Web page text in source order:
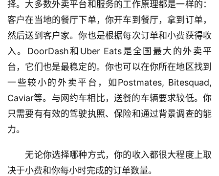
择。大多数外卖平台和服务的工作原理都是一样的：
客户在当地的餐厅下单，你开车到餐厅，拿到订单，
然后送到客户家。你也是根据每次订单和小费获得收
入。DoorDash和Uber Eats是全国最大的外卖平
台，它们也是最稳定的。你也可以在你所在地区找到
一些较小的外卖平台，如Postmates, Bitesquad,
Caviar等。与网约车相比，送餐的车辆要求较低。你
只需要有有效的驾驶执照、保险和通过背景调查的能
力。
无论你选择哪种方式，你的收入都很大程度上取
决于小费和你每小时完成的订单数量。